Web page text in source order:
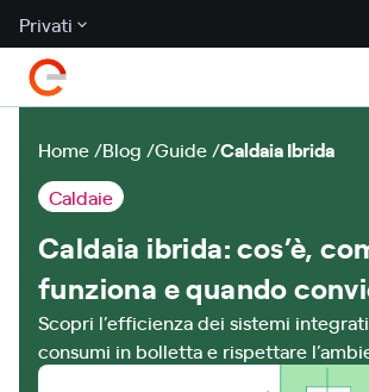
Privati
Home Blog Guide Caldaia Ibrida
Caldaie
Caldaia ibrida: cos’è,
funziona e quando
Scopri l’efficienza dei sistemi
consumi in bolletta e rispettare